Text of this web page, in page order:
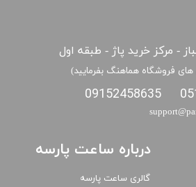
- مرکز خرید پاژ - طبقه اول
فروشگاه هماهنگ بفرمایید)
09152458635
درباره ساعت پارسه
گالری ساعت پارسه